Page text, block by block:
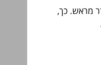
מראש. כך,